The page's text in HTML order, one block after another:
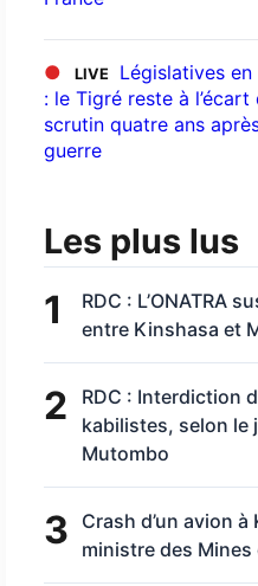
● LIVE
Législatives
: le Tigré reste à l’écart
scrutin quatre ans
guerre
Les plus lus
1
RDC : L’ONATRA
entre Kinshasa et
2
RDC : Interdiction
kabilistes, selon le
Mutombo
3
Crash d’un avion
ministre des